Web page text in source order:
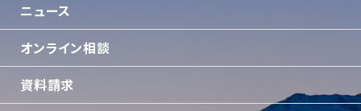
ニュース
オンライン相談
資料請求